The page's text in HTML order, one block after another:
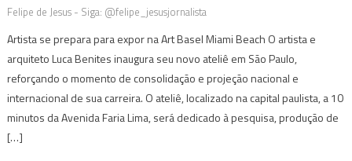
Felipe de Jesus - Siga: @felipe_jesusjornalista
Artista se prepara para expor na Art Basel Miami Beach O artista e
arquiteto Luca Benites inaugura seu novo ateliê em São Paulo,
reforçando o momento de consolidação e projeção nacional e
internacional de sua carreira. O ateliê, localizado na capital paulista, a 10
minutos da Avenida Faria Lima, será dedicado à pesquisa, produção de
[…]